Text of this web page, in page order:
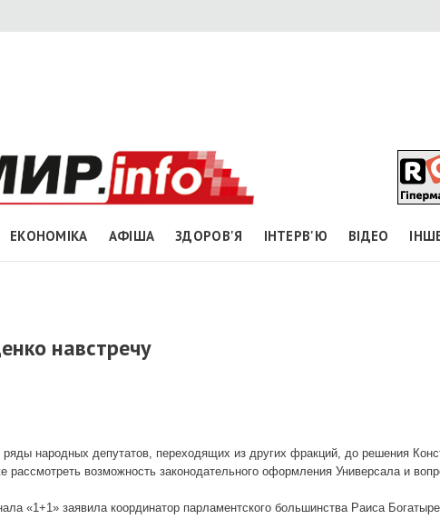
ЕКОНОМІКА АФІША ЗДОРОВ'Я ІНТЕРВ'Ю ВІДЕО
навстречу
народных депутатов, переходящих из других фракций, до решения
возможность законодательного оформления Универсала и
«1+1» заявила координатор парламентского большинства Раиса